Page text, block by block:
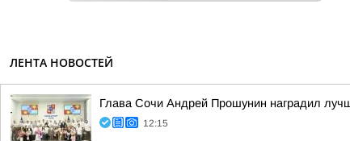
ЛЕНТА НОВОСТЕЙ
Глава Сочи Андрей Прошунин наградил
12:15